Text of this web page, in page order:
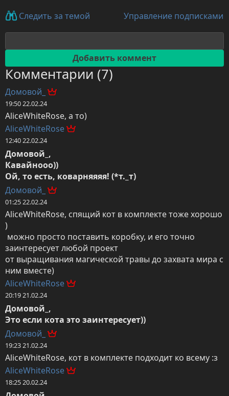
Следить за темой Управление подписками
Комментарии (7)
Домовой_
19:50 22.02.24
AliceWhiteRose, а то)
AliceWhiteRose
12:40 22.02.24
Домовой_,
Кавайнооо))
Ой, то есть, коварняяяя! (*т._т)
Домовой_
01:25 22.02.24
AliceWhiteRose, спящий кот в комплекте тоже хорошо
)
заинтересует любой проект
от выращивания магической травы до захвата мира с
ним вместе)
AliceWhiteRose
20:19 21.02.24
Домовой_,
Это если кота это заинтересует))
Домовой_
19:23 21.02.24
AliceWhiteRose, кот в комплекте подходит ко всему :з
AliceWhiteRose
18:25 20.02.24